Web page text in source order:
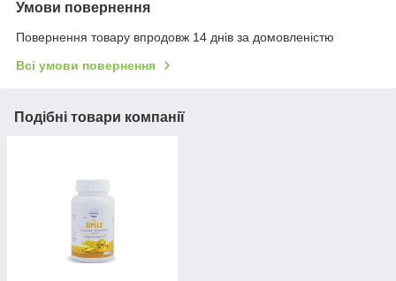
Умови повернення
Повернення товару впродовж 14 днів за домовленістю
Всі умови повернення
Подібні товари компанії